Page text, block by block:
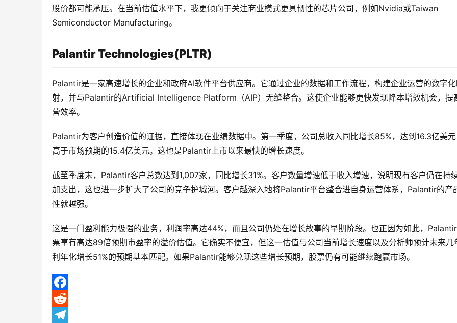
股价都可能承压。在当前估值水平下，我更倾向于关注商业模式更具韧性的芯片公司，例如Nvidia或Taiwan
Semiconductor Manufacturing。
Palantir Technologies(PLTR)
Palantir是一家高速增长的企业和政府AI软件平台供应商。它通过企业的数据和工作流程，构建企业运营的数字
射，并与Palantir的Artificial Intelligence Platform（AIP）无缝整合。这使企业能够更快发现降本增效机会，提
营效率。
Palantir为客户创造价值的证据，直接体现在业绩数据中。第一季度，公司总收入同比增长85%，达到16.3亿美元
高于市场预期的15.4亿美元。这也是Palantir上市以来最快的增长速度。
截至季度末，Palantir客户总数达到1,007家，同比增长31%。客户数量增速低于收入增速，说明现有客户仍在持
加支出，这也进一步扩大了公司的竞争护城河。客户越深入地将Palantir平台整合进自身运营体系，Palantir的产
性就越强。
这是一门盈利能力极强的业务，利润率高达44%，而且公司仍处在增长故事的早期阶段。也正因为如此，
票享有高达89倍预期市盈率的溢价估值。它确实不便宜，但这一估值与公司当前增长速度以及分析师预计未来几
利年化增长51%的预期基本匹配。如果Palantir能够兑现这些增长预期，股票仍有可能继续跑赢市场。
F
aR